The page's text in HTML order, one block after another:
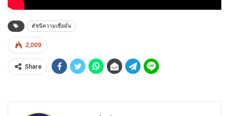
ดัชนีความเชื่อมั่น
2,009
Share